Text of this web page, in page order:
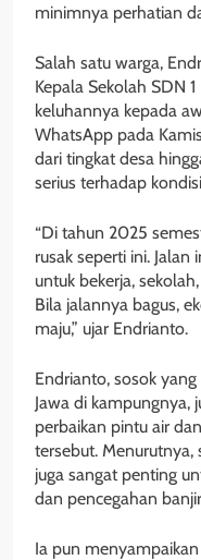
minimnya perhatian
Salah satu warga,
Kepala Sekolah SDN
keluhannya kepada
WhatsApp pada
dari tingkat desa
serius terhadap
“Di tahun 2025
rusak seperti ini.
untuk bekerja,
Bila jalannya bagus,
maju,” ujar Endrianto.
Endrianto, sosok
Jawa di
perbaikan pintu air
tersebut. Menurutnya,
juga sangat penting
dan pencegahan
Ia pun